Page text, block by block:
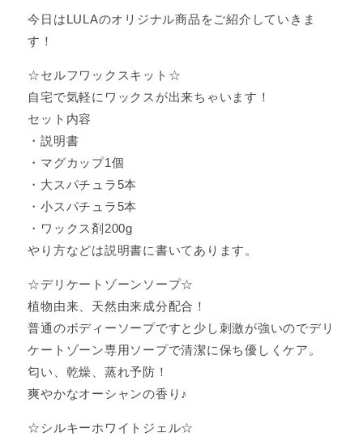
今日はLULAのオリジナル商品をご紹介していきま
す！
☆セルフワックスキット☆
自宅で気軽にワックスが出来ちゃいます！
セット内容
・説明書
・マグカップ1個
・大スパチュラ5本
・小スパチュラ5本
・ワックス剤200g
やり方などは説明書に書いてあります。
☆デリケートゾーンソープ☆
植物由来、天然由来成分配合！
普通のボディーソープですと少し刺激が強いのでデリ
ケートゾーン専用ソープで清潔に保ち優しくケア。
匂い、乾燥、蒸れ予防！
爽やかなオーシャンの香り♪
☆シルキーホワイトジェル☆